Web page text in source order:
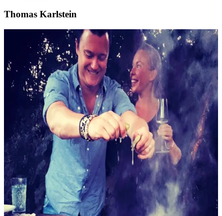
Thomas Karlstein